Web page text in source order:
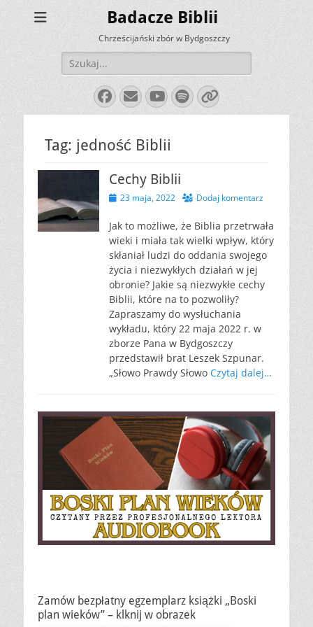
Badacze Biblii
Chrześcijański zbór w Bydgoszczy
Szukaj:
Facebook
E-
mail
YouTube
Spotify
Link
Tag: jedność Biblii
Cechy Biblii
Opublikowano
23 maja, 2022 Dodaj komentarz
Jak to możliwe, że Biblia przetrwała
wieki i miała tak wielki wpływ, który
skłaniał ludzi do oddania swojego
życia i niezwykłych działań w jej
obronie? Jakie są niezwykłe cechy
Biblii, które na to pozwoliły?
Zapraszamy do wysłuchania
wykładu, który 22 maja 2022 r. w
zborze Pana w Bydgoszczy
przedstawił brat Leszek Szpunar.
„Słowo Prawdy Słowo Czytaj dalej…
Zamów bezpłatny egzemplarz książki „Boski
plan wieków” – klknij w obrazek